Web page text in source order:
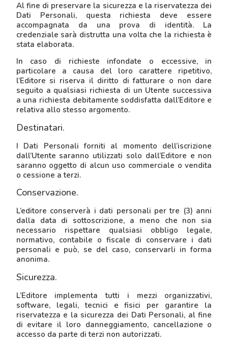
Al fine di preservare la sicurezza e la riservatezza dei
Dati Personali, questa richiesta deve essere
accompagnata da una prova di identità. La
credenziale sarà distrutta una volta che la richiesta è
stata elaborata.
In caso di richieste infondate o eccessive, in
particolare a causa del loro carattere ripetitivo,
l’Editore si riserva il diritto di fatturare o non dare
seguito a qualsiasi richiesta di un Utente successiva
a una richiesta debitamente soddisfatta dall’Editore e
relativa allo stesso argomento.
Destinatari.
I Dati Personali forniti al momento dell’iscrizione
dall’Utente saranno utilizzati solo dall’Editore e non
saranno oggetto di alcun uso commerciale o vendita
o cessione a terzi.
Conservazione.
L’editore conserverà i dati personali per tre (3) anni
dalla data di sottoscrizione, a meno che non sia
necessario rispettare qualsiasi obbligo legale,
normativo, contabile o fiscale di conservare i dati
personali e può, se del caso, conservarli in forma
anonima.
Sicurezza.
L’Editore implementa tutti i mezzi organizzativi,
software, legali, tecnici e fisici per garantire la
riservatezza e la sicurezza dei Dati Personali, al fine
di evitare il loro danneggiamento, cancellazione o
accesso da parte di terzi non autorizzati.